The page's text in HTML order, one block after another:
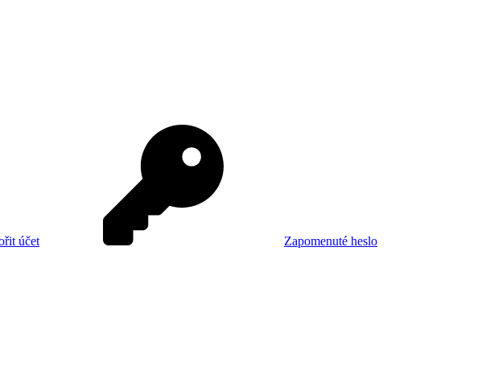
účet Zapomenuté heslo